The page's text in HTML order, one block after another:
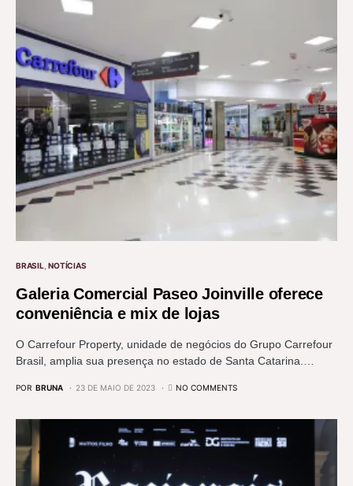
BRASIL NOTÍCIAS
Galeria Comercial Paseo Joinville oferece
conveniência e mix de lojas
O Carrefour Property, unidade de negócios do Grupo Carrefour
Brasil, amplia sua presença no estado de Santa Catarina.…
POR BRUNA 23 DE MAIO DE 2023 NO COMMENTS